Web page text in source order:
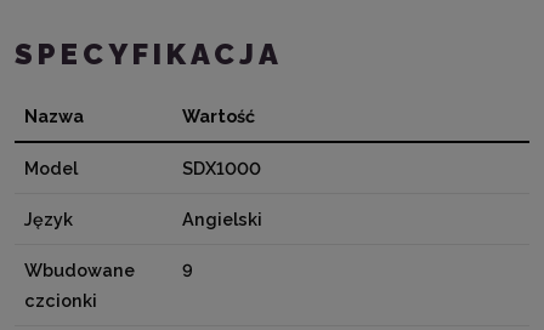
SPECYFIKACJA
Nazwa Wartość
Model SDX1000
Język Angielski
Wbudowane
czcionki
9